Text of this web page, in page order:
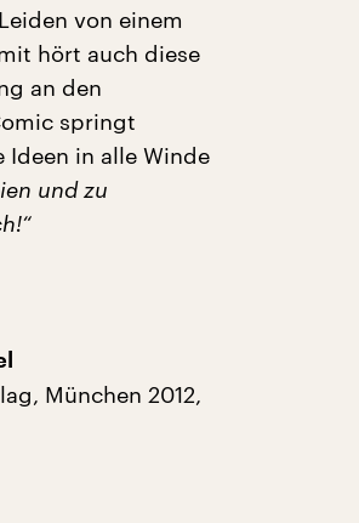
von einem
hört auch diese
an den
springt
in alle Winde
und zu
München 2012,